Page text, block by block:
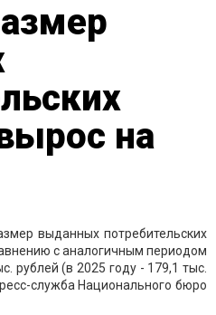
на
выданных потребительских
с аналогичным периодом
рублей (в 2025 году - 179,1 тыс.
служба Национального бюро